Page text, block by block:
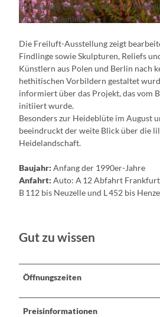
imposantes Ensemble, das zum
Picknicken einlädt.
Die Freiluft-Ausstellung zeigt
Findlinge sowie Skulpturen, Reliefs
Künstlern aus Polen und Berlin nach
hethitischen Vorbildern gestaltet
informiert über das Projekt, das vom
initiiert wurde.
Besonders zur Heideblüte im August
beeindruckt der weite Blick über die
Heidelandschaft.
Baujahr: Anfang der 1990er-Jahre
Anfahrt: Auto: A 12 Abfahrt
B 112 bis Neuzelle und L 452 bis
Gut zu wissen
Öffnungszeiten
Preisinformationen